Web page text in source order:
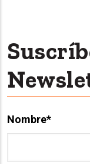
Nombre*